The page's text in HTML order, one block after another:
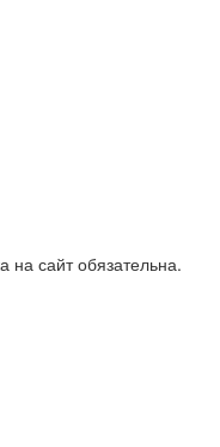
сайт обязательна.